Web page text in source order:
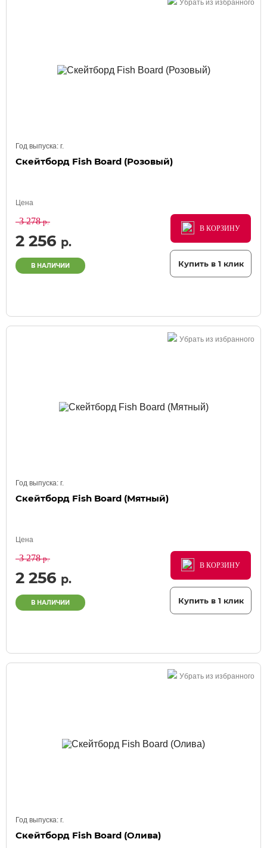
Убрать из избранного
Год выпуска: г.
Скейтборд Fish Board (Розовый)
Цена
3 278р.
2 256 р.
В НАЛИЧИИ
В КОРЗИНУ
В КОРЗИНУ
В КОРЗИНУ
Купить в 1 клик
Убрать из избранного
Год выпуска: г.
Скейтборд Fish Board (Мятный)
Цена
3 278р.
2 256 р.
В НАЛИЧИИ
В КОРЗИНУ
В КОРЗИНУ
В КОРЗИНУ
Купить в 1 клик
Убрать из избранного
Год выпуска: г.
Скейтборд Fish Board (Олива)